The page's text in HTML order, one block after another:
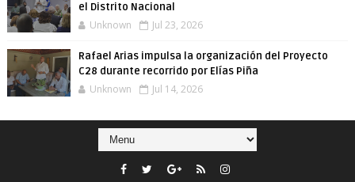
el Distrito Nacional
Unknown Jul 23, 2026
Rafael Arias impulsa la organización del Proyecto
C28 durante recorrido por Elías Piña
Unknown Jul 14, 2026